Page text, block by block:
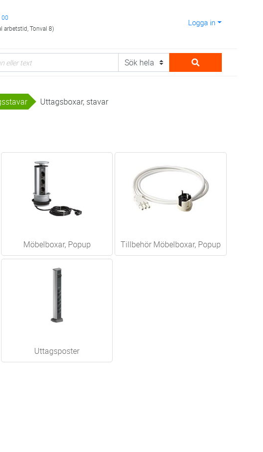
00
arbetstid, Tonval 8)
Logga in
Uttagsboxar, stavar
Möbelboxar, Popup Tillbehör Möbelboxar, Popup
Uttagsposter